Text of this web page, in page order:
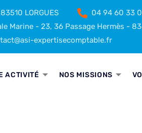
LORGUES 04 94 60 33
Marine - 23, 36 Passage Hermès -
expertisecomptable.fr
ACTIVITÉ NOS MISSIONS